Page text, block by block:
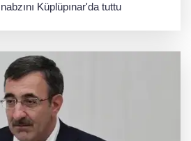
Küplüpınar'da tuttu